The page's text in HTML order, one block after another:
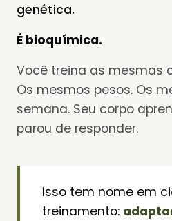
genética.
É bioquímica.
Você treina as mesmas
Os mesmos pesos. Os
semana. Seu corpo
parou de responder.
Isso tem nome em
treinamento: